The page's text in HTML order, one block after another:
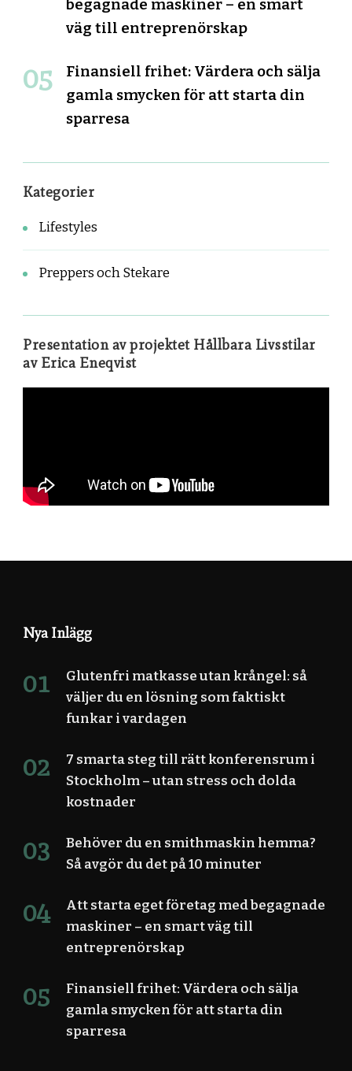
begagnade maskiner – en smart
väg till entreprenörskap
Finansiell frihet: Värdera och sälja
gamla smycken för att starta din
sparresa
Kategorier
Lifestyles
Preppers och Stekare
Presentation av projektet Hållbara Livsstilar
av Erica Eneqvist
Nya Inlägg
Glutenfri matkasse utan krångel: så
väljer du en lösning som faktiskt
funkar i vardagen
7 smarta steg till rätt konferensrum i
Stockholm – utan stress och dolda
kostnader
Behöver du en smithmaskin hemma?
Så avgör du det på 10 minuter
Att starta eget företag med begagnade
maskiner – en smart väg till
entreprenörskap
Finansiell frihet: Värdera och sälja
gamla smycken för att starta din
sparresa